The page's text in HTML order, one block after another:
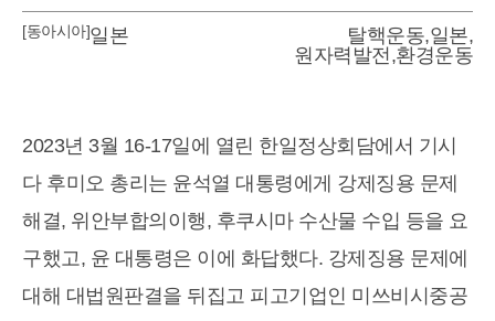
[동아시아]일본 탈핵운동,일본,
원자력발전,환경운동
2023년 3월 16-17일에 열린 한일정상회담에서 기시
다 후미오 총리는 윤석열 대통령에게 강제징용 문제
해결, 위안부합의이행, 후쿠시마 수산물 수입 등을 요
구했고, 윤 대통령은 이에 화답했다. 강제징용 문제에
대해 대법원판결을 뒤집고 피고기업인 미쓰비시중공